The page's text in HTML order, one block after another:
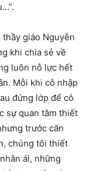
giáo Nguyễn
khi chia sẻ về
luôn nỗ lực hết
Mỗi khi cô nhập
đứng lớp để cô
sự quan tâm thiết
trước căn
chúng tôi thiết
ái, những